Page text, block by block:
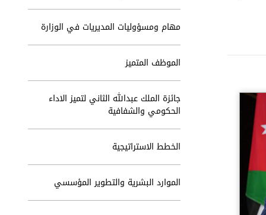
مهام ومسؤوليات المديريات في الوزارة
الموظف المتميز
جائزة الملك عبدالله الثاني لتميز الاداء
الحكومي والشفافية​
الخطط الاستراتيجية
الموارد البشرية والتطوير المؤسسي